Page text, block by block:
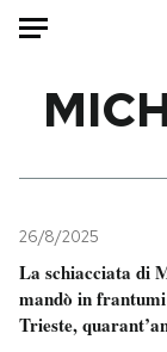
Mondo
Politica
Tecnologia
Internet
26/8/2025
La schiacciata di
mandò in
Trieste,